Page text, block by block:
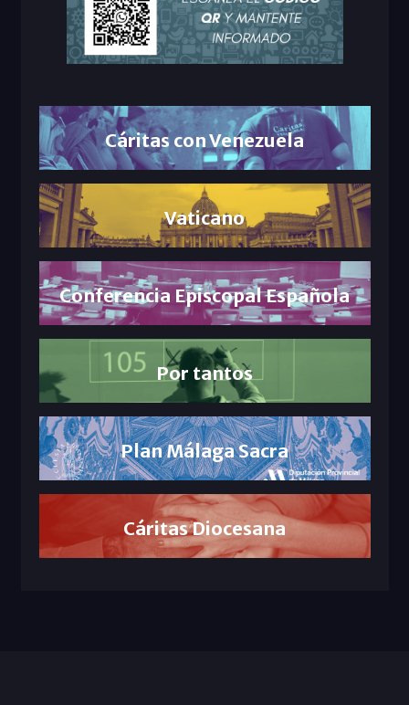
Cáritas con Venezuela
Vaticano
Conferencia Episcopal Española
Por tantos
Plan Málaga Sacra
Cáritas Diocesana